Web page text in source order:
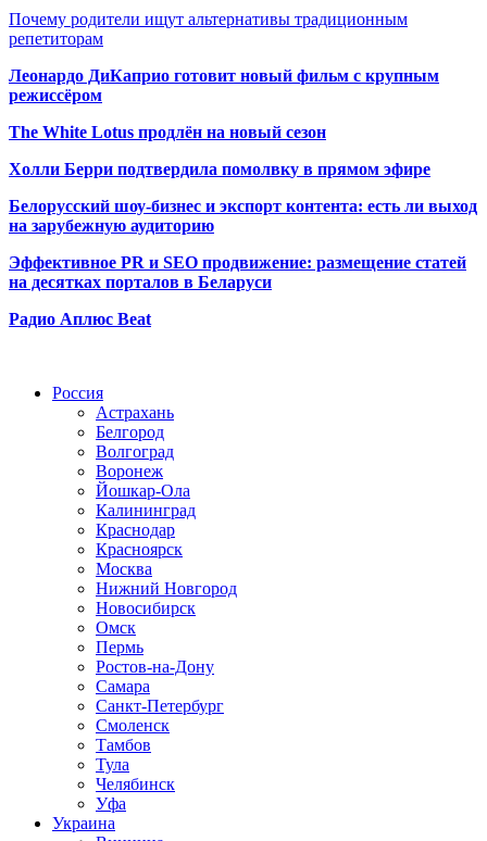
Почему родители ищут альтернативы традиционным
репетиторам
Леонардо ДиКаприо готовит новый фильм с крупным
режиссёром
The White Lotus продлён на новый сезон
Холли Берри подтвердила помолвку в прямом эфире
Белорусский шоу-бизнес и экспорт контента: есть ли выход
на зарубежную аудиторию
Эффективное PR и SEO продвижение: размещение статей
на десятках порталов в Беларуси
Радио Аплюс Beat
Россия
Астрахань
Белгород
Волгоград
Воронеж
Йошкар-Ола
Калининград
Краснодар
Красноярск
Москва
Нижний Новгород
Новосибирск
Омск
Пермь
Ростов-на-Дону
Самара
Санкт-Петербург
Смоленск
Тамбов
Тула
Челябинск
Уфа
Украина